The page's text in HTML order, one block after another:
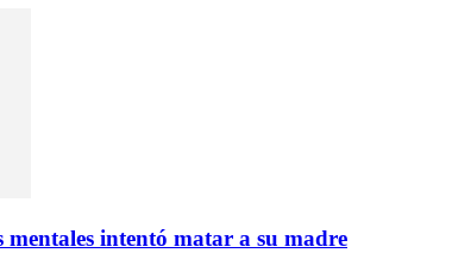
intentó matar a su madre